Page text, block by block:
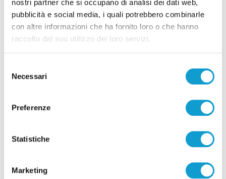
nostri partner che si occupano di analisi dei dati web,
pubblicità e social media, i quali potrebbero combinarle
con altre informazioni che ha fornito loro o che hanno
raccolto dal suo utilizzo dei loro servizi.
delNecessari
Preferenze
Statistiche
Marketing
Pubblicità